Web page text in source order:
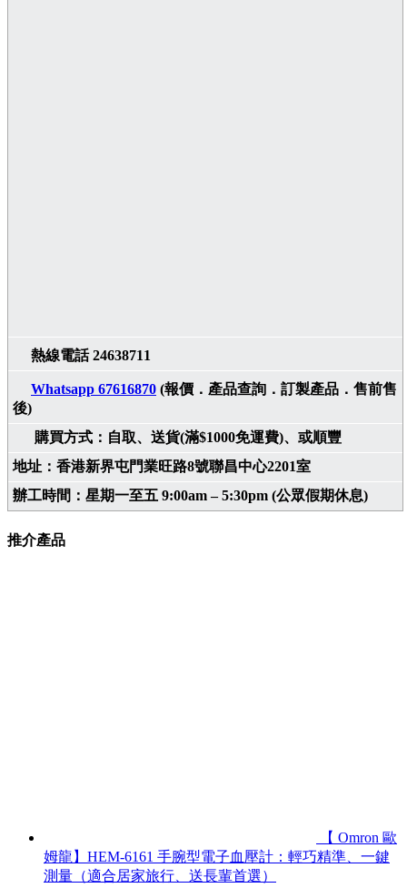
熱線電話 24638711
Whatsapp 67616870 (報價．產品查詢．訂製產品．售前售
後)
購買方式：自取、送貨(滿$1000免運費)、或順豐
地址：香港新界屯門業旺路8號聯昌中心2201室
辦工時間：星期一至五 9:00am – 5:30pm (公眾假期休息)
推介產品
【 Omron 歐
姆龍】HEM-6161 手腕型電子血壓計：輕巧精準、一鍵
測量（適合居家旅行、送長輩首選）